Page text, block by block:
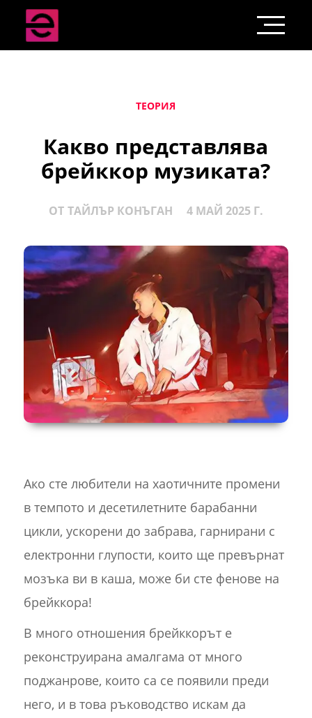
ТЕОРИЯ
Какво представлява
брейккор музиката?
ОТ ТАЙЛЪР КОНЪГАН 4 МАЙ 2025 Г.
Ако сте любители на хаотичните промени
в темпото и десетилетните барабанни
цикли, ускорени до забрава, гарнирани с
електронни глупости, които ще превърнат
мозъка ви в каша, може би сте фенове на
брейккора!
В много отношения брейккорът е
реконструирана амалгама от много
поджанрове, които са се появили преди
него, и в това ръководство искам да